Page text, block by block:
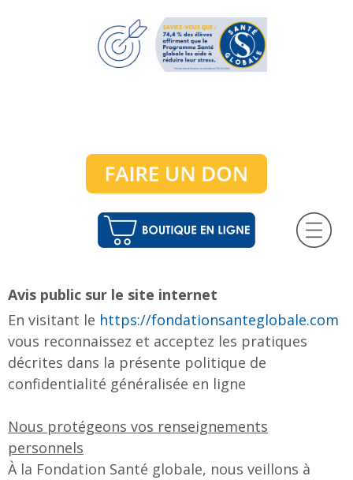
Avis public sur le site internet
En visitant le https://fondationsanteglobale.com
vous reconnaissez et acceptez les pratiques
décrites dans la présente politique de
confidentialité généralisée en ligne
Nous protégeons vos renseignements
personnels
À la Fondation Santé globale, nous veillons à